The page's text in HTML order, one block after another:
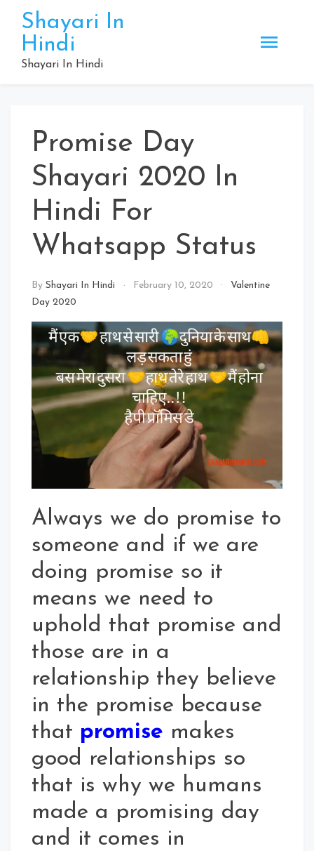
content
Shayari In
Hindi
Shayari In Hindi
Promise Day
Shayari 2020 In
Hindi For
Whatsapp Status
By Shayari In Hindi February 10, 2020
Valentine
Day 2020
Always we do promise to
someone and if we are
doing promise so it
means we need to
uphold that promise and
those are in a
relationship they believe
in the promise because
that promise makes
good relationships so
that is why we humans
made a promising day
and it comes in